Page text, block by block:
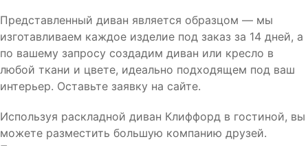
Представленный диван является образцом — мы
изготавливаем каждое изделие под заказ за 14 дней, а
по вашему запросу создадим диван или кресло в
любой ткани и цвете, идеально подходящем под ваш
интерьер. Оставьте заявку на сайте.
Используя раскладной диван Клиффорд в гостиной, вы
можете разместить большую компанию друзей.